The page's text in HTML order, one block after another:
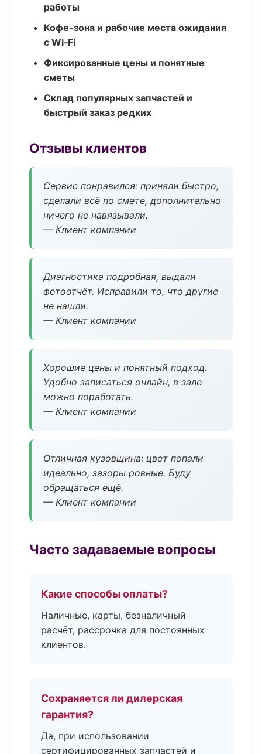
работы
Кофе-зона и рабочие места ожидания
с Wi‑Fi
Фиксированные цены и понятные
сметы
Склад популярных запчастей и
быстрый заказ редких
Отзывы клиентов
Сервис понравился: приняли быстро,
сделали всё по смете, дополнительно
ничего не навязывали.
— Клиент компании
Диагностика подробная, выдали
фотоотчёт. Исправили то, что другие
не нашли.
— Клиент компании
Хорошие цены и понятный подход.
Удобно записаться онлайн, в зале
можно поработать.
— Клиент компании
Отличная кузовщина: цвет попали
идеально, зазоры ровные. Буду
обращаться ещё.
— Клиент компании
Часто задаваемые вопросы
Какие способы оплаты?
Наличные, карты, безналичный
расчёт, рассрочка для постоянных
клиентов.
Сохраняется ли дилерская
гарантия?
Да, при использовании
сертифицированных запчастей и